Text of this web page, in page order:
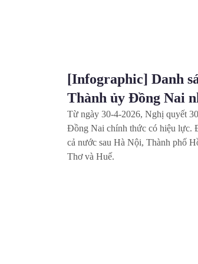
[Infographic] Danh
Thành ủy Đồng Nai
Từ ngày 30-4-2026, Nghị quyết
phố Đồng Nai chính thức có
7 của cả nước sau Hà Nội,
Nẵng, Cần Thơ và Huế.